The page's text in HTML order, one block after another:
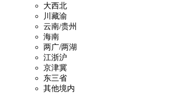
大西北
川藏渝
云南/贵州
海南
两广/两湖
江浙沪
京津冀
东三省
其他境内